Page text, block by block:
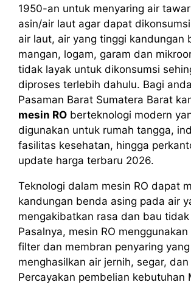
1950-an untuk menyaring air
asin/air laut agar dapat
air laut, air yang tinggi kandungan
mangan, logam, garam dan
tidak layak untuk dikonsumsi
diproses terlebih dahulu. Bagi
Pasaman Barat Sumatera Barat
mesin RO berteknologi modern
digunakan untuk rumah tangga,
fasilitas kesehatan, hingga
update harga terbaru 2026.
Teknologi dalam mesin RO dapat
kandungan benda asing pada air
mengakibatkan rasa dan bau
Pasalnya, mesin RO
filter dan membran penyaring
menghasilkan air jernih, segar,
Percayakan pembelian kebutuhan